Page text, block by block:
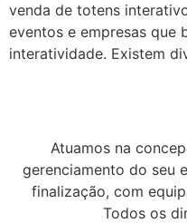
venda de totens
eventos e empresas que
interatividade. Existem
Atuamos na
gerenciamento do seu
finalização, com
Todos os